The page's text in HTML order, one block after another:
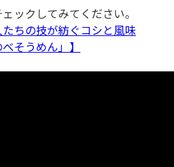
ックしてみてください。
ちの技が紡ぐコシと風味
そうめん」】